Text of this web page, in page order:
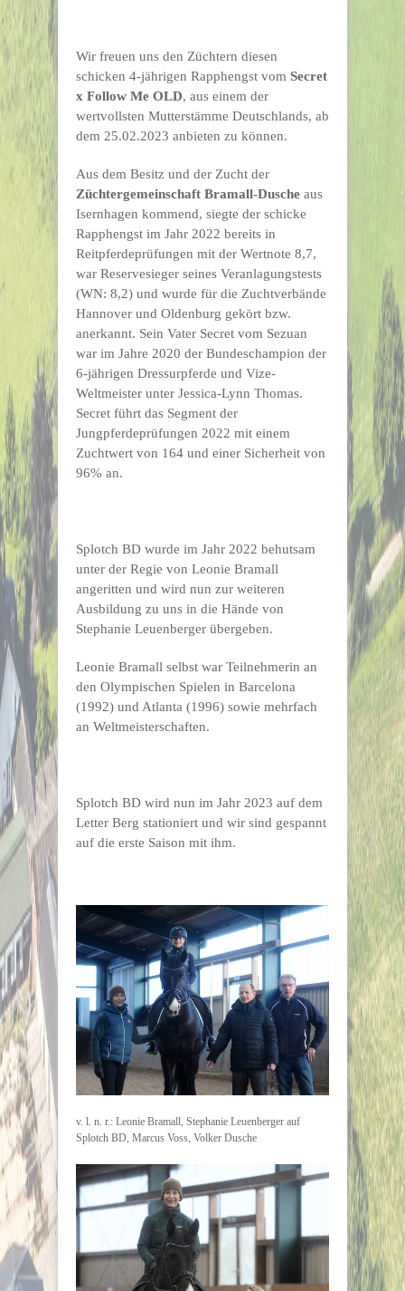
Wir freuen uns den Züchtern diesen
schicken 4-jährigen Rapphengst vom Secret
x Follow Me OLD, aus einem der
wertvollsten Mutterstämme Deutschlands, ab
dem 25.02.2023 anbieten zu können.
Aus dem Besitz und der Zucht der
Züchtergemeinschaft Bramall-Dusche aus
Isernhagen kommend, siegte der schicke
Rapphengst im Jahr 2022 bereits in
Reitpferdeprüfungen mit der Wertnote 8,7,
war Reservesieger seines Veranlagungstests
(WN: 8,2) und wurde für die Zuchtverbände
Hannover und Oldenburg gekört bzw.
anerkannt. Sein Vater Secret vom Sezuan
war im Jahre 2020 der Bundeschampion der
6-jährigen Dressurpferde und Vize-
Weltmeister unter Jessica-Lynn Thomas.
Secret führt das Segment der
Jungpferdeprüfungen 2022 mit einem
Zuchtwert von 164 und einer Sicherheit von
96% an.
Splotch BD wurde im Jahr 2022 behutsam
unter der Regie von Leonie Bramall
angeritten und wird nun zur weiteren
Ausbildung zu uns in die Hände von
Stephanie Leuenberger übergeben.
Leonie Bramall selbst war Teilnehmerin an
den Olympischen Spielen in Barcelona
(1992) und Atlanta (1996) sowie mehrfach
an Weltmeisterschaften.
Splotch BD wird nun im Jahr 2023 auf dem
Letter Berg stationiert und wir sind gespannt
auf die erste Saison mit ihm.
v. l. n. r.: Leonie Bramall, Stephanie Leuenberger auf
Splotch BD, Marcus Voss, Volker Dusche